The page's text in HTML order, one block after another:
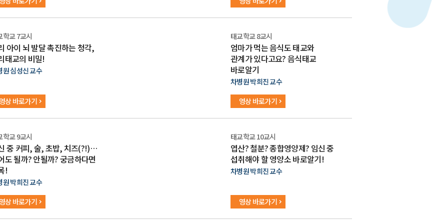
학교 7교시
아이 뇌 발달 촉진하는 청각,
태교의 비밀!
원 심성신 교수
상 바로가기
태교학교 8교시
엄마가 먹는 음식도 태교와
관계가 있다고요? 음식태교
바로알기
차병원 박희진 교수
영상 바로가기
학교 9교시
중 커피, 술, 초밥, 치즈(?!)…
도 될까? 안될까? 궁금하다면
!
원 박희진 교수
상 바로가기
태교학교 10교시
엽산? 철분? 종합영양제? 임신 중
섭취해야 할 영양소 바로알기!
차병원 박희진 교수
영상 바로가기